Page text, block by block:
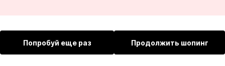
Попробуй еще раз Продолжить шопинг